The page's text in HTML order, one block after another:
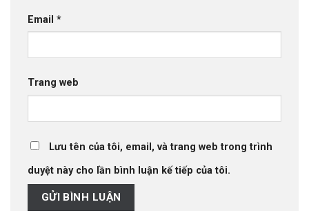
Email *
Trang web
Lưu tên của tôi, email, và trang web trong trình
duyệt này cho lần bình luận kế tiếp của tôi.